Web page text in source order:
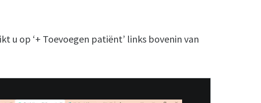
u op ‘+ Toevoegen patiënt’ links bovenin van